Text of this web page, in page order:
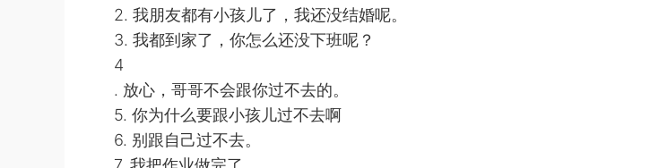
2. 我朋友都有小孩儿了，我还没结婚呢。
3. 我都到家了，你怎么还没下班呢？
4
. 放心，哥哥不会跟你过不去的。
5. 你为什么要跟小孩儿过不去啊
6. 别跟自己过不去。